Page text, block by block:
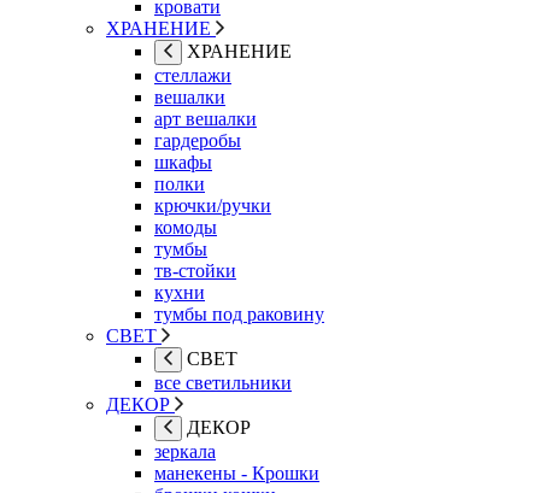
кровати
ХРАНЕНИЕ
ХРАНЕНИЕ
стеллажи
вешалки
арт вешалки
гардеробы
шкафы
полки
крючки/ручки
комоды
тумбы
тв-стойки
кухни
тумбы под раковину
СВЕТ
СВЕТ
все светильники
ДЕКОР
ДЕКОР
зеркала
манекены - Крошки